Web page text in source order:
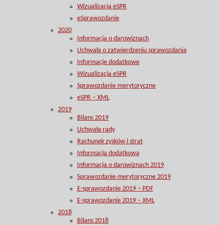
Wizualizacja eSPR
eSprawozdanie
2020
Informacja o darowiznach
Uchwała o zatwierdzeniu sprawozdania
Informacje dodatkowe
Wizualizacja eSPR
Sprawozdanie merytoryczne
eSPR – XML
2019
Bilans 2019
Uchwała rady
Rachunek zysków i strat
Informacja dodatkowa
Informacja o darowiznach 2019
Sprawozdanie merytoryczne 2019
E-sprawozdanie 2019 – PDF
E-sprawozdanie 2019 – XML
2018
Bilans 2018